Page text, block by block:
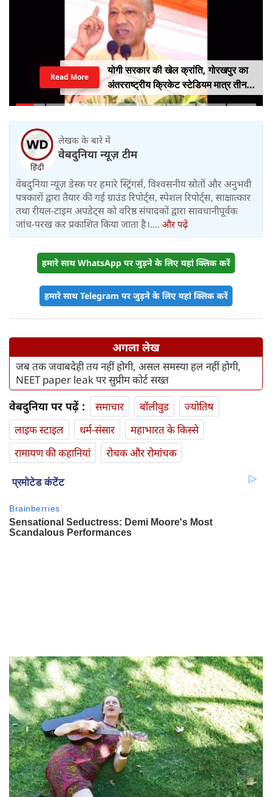
योगी सरकार की खेल क्रांति, गोरखपुर का
अंतरराष्ट्रीय क्रिकेट स्टेडियम मात्र तीन
महीने में लगभग 20% तैयार
Read More
लेखक के बारे में
वेबदुनिया न्यूज़ टीम
वेबदुनिया न्यूज़ डेस्क पर हमारे स्ट्रिंगर्स, विश्वसनीय स्रोतों और अनुभवी
पत्रकारों द्वारा तैयार की गई ग्राउंड रिपोर्ट्स, स्पेशल रिपोर्ट्स, साक्षात्कार
तथा रीयल-टाइम अपडेट्स को वरिष्ठ संपादकों द्वारा सावधानीपूर्वक
जांच-परख कर प्रकाशित किया जाता है।.... और पढ़ें
हमारे साथ WhatsApp पर जुड़ने के लिए यहां क्लिक करें
हमारे साथ Telegram पर जुड़ने के लिए यहां क्लिक करें
अगला लेख
जब तक जवाबदेही तय नहीं होगी, असल समस्या हल नहीं होगी,
NEET paper leak पर सुप्रीम कोर्ट सख्त
वेबदुनिया पर पढ़ें : समाचार बॉलीवुड
ज्योतिष
लाइफ स्‍टाइल
धर्म-संसार
महाभारत के किस्से
रामायण की कहानियां
रोचक और रोमांचक